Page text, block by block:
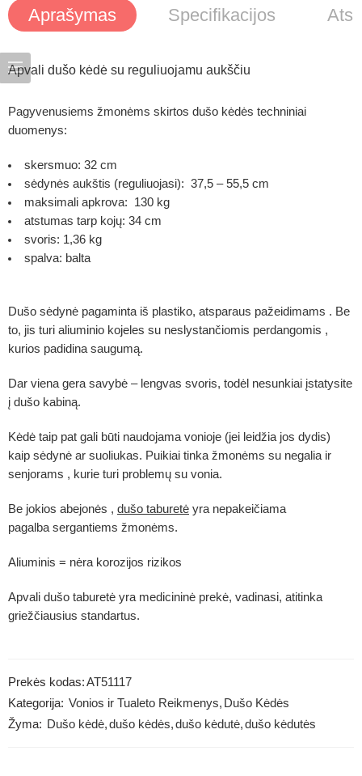
Aprašymas Specifikacijos
Apvali dušo kėdė su reguliuojamu aukščiu
Pagyvenusiems žmonėms skirtos dušo kėdės techniniai
duomenys:
skersmuo: 32 cm
sėdynės aukštis (reguliuojasi): 37,5 – 55,5 cm
maksimali apkrova: 130 kg
atstumas tarp kojų: 34 cm
svoris: 1,36 kg
spalva: balta
Dušo sėdynė pagaminta iš plastiko, atsparaus pažeidimams . Be
to, jis turi aliuminio kojeles su neslystančiomis perdangomis ,
kurios padidina saugumą.
Dar viena gera savybė – lengvas svoris, todėl nesunkiai įstatysite
į dušo kabiną.
Kėdė taip pat gali būti naudojama vonioje (jei leidžia jos dydis)
kaip sėdynė ar suoliukas. Puikiai tinka žmonėms su negalia ir
senjorams , kurie turi problemų su vonia.
Be jokios abejonės , dušo taburetė yra nepakeičiama
pagalba sergantiems žmonėms.
Aliuminis = nėra korozijos rizikos
Apvali dušo taburetė yra medicininė prekė, vadinasi, atitinka
griežčiausius standartus.
Prekės kodas:AT51117
Kategorija: Vonios ir Tualeto Reikmenys, Dušo Kėdės
Žyma: Dušo kėdė,dušo kėdės,dušo kėdutė,dušo kėdutės